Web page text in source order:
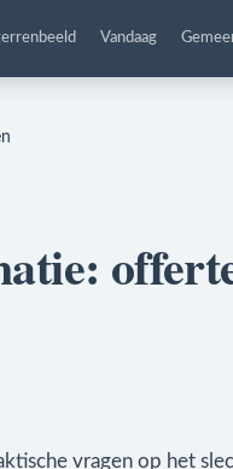
Vandaag
vragen op het